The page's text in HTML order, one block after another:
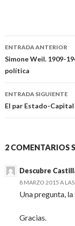
Navegación
de
entradas
ENTRADA ANTERIOR
Simone Weil. 1909-
política
ENTRADA SIGUIENTE
El par Estado-Capital
2 COMENTARIOS
Descubre
8 MARZO 2015 A
Una pregunta,
Gracias.